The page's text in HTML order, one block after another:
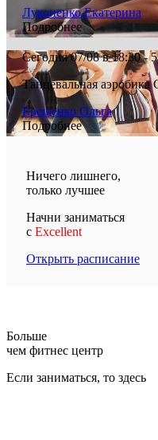
Луконенко Екатерина
Подробнее
Сегодня 07/08 в 18:30 -
Танцевальная
Ерещенко Ольга
Подробнее
Ничего лишнего,
только лучшее
Начни заниматься
с Excellent
Открыть расписание
Больше
чем фитнес центр
Если заниматься, то здесь